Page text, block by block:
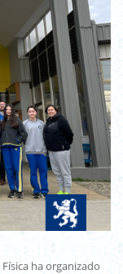
ha organizado